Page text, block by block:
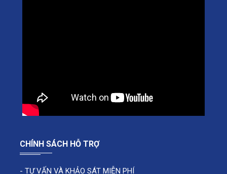
CHÍNH SÁCH HỖ TRỢ
- TƯ VẤN VÀ KHẢO SÁT MIỄN PHÍ